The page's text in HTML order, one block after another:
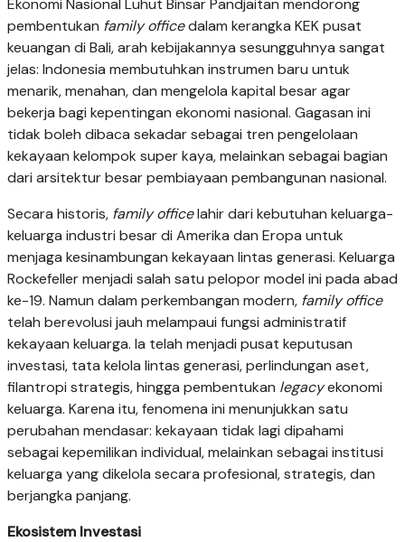
pembentukan family officedalam kerangka KEK pusat
keuangan di Bali, arah kebijakannya sesungguhnya sangat
jelas: Indonesia membutuhkan instrumen baru untuk
menarik, menahan, dan mengelola kapital besar agar
bekerja bagi kepentingan ekonomi nasional. Gagasan ini
tidak boleh dibaca sekadar sebagai tren pengelolaan
kekayaan kelompok super kaya, melainkan sebagai bagian
dari arsitektur besar pembiayaan pembangunan nasional.
Secara historis, family officelahir dari kebutuhan keluarga-
keluarga industri besar di Amerika dan Eropa untuk
menjaga kesinambungan kekayaan lintas generasi. Keluarga
Rockefeller menjadi salah satu pelopor model ini pada abad
ke-19. Namun dalam perkembangan modern, family office
telah berevolusi jauh melampaui fungsi administratif
kekayaan keluarga. Ia telah menjadi pusat keputusan
investasi, tata kelola lintas generasi, perlindungan aset,
filantropi strategis, hingga pembentukan legacyekonomi
keluarga. Karena itu, fenomena ini menunjukkan satu
perubahan mendasar: kekayaan tidak lagi dipahami
sebagai kepemilikan individual, melainkan sebagai institusi
keluarga yang dikelola secara profesional, strategis, dan
berjangka panjang.
Ekosistem Investasi